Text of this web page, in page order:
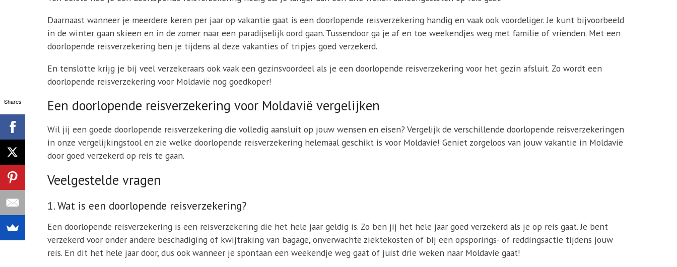
Daarnaast wanneer je meerdere keren per jaar op vakantie gaat is een doorlopende reisverzekering handig en vaak ook voordeliger. Je kunt bijvoorbeeld
in de winter gaan skieen en in de zomer naar een paradijselijk oord gaan. Tussendoor ga je af en toe weekendjes weg met familie of vrienden. Met een
doorlopende reisverzekering ben je tijdens al deze vakanties of tripjes goed verzekerd.
En tenslotte krijg je bij veel verzekeraars ook vaak een gezinsvoordeel als je een doorlopende reisverzekering voor het gezin afsluit. Zo wordt een
doorlopende reisverzekering voor Moldavië nog goedkoper!
Een doorlopende reisverzekering voor Moldavië vergelijken
Wil jij een goede doorlopende reisverzekering die volledig aansluit op jouw wensen en eisen? Vergelijk de verschillende doorlopende reisverzekeringen
in onze vergelijkingstool en zie welke doorlopende reisverzekering helemaal geschikt is voor Moldavië! Geniet zorgeloos van jouw vakantie in Moldavië
door goed verzekerd op reis te gaan.
Veelgestelde vragen
1. Wat is een doorlopende reisverzekering?
Een doorlopende reisverzekering is een reisverzekering die het hele jaar geldig is. Zo ben jij het hele jaar goed verzekerd als je op reis gaat. Je bent
verzekerd voor onder andere beschadiging of kwijtraking van bagage, onverwachte ziektekosten of bij een opsporings- of reddingsactie tijdens jouw
reis. En dit het hele jaar door, dus ook wanneer je spontaan een weekendje weg gaat of juist drie weken naar Moldavië gaat!
Shares